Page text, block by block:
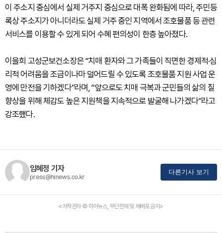
이 주소지 중심에서 실제 거주지 중심으로 대폭 완화됨에 따라, 주민등
록상 주소지가 아니더라도 실제 거주 중인 지역에서 조호물품 등 관련
서비스를 이용할 수 있게 되어 수혜 편의성이 한층 높아졌다.
이을희 고성군보건소장은 “치매 환자와 그 가족들이 직면한 경제적·심
리적 어려움을 조금이나마 덜어드릴 수 있도록 조호물품 지원 사업 운
영에 만전을 기하겠다”라며, “앞으로도 치매 극복과 군민들의 삶의 질
향상을 위해 체감도 높은 지원책을 지속적으로 발굴해 나가겠다”라고
강조했다.
임혜정 기자
press@hinews.co.kr
다른기사 보기
<저작권자 © 하이뉴스, 무단전재 및 재배포 금지>